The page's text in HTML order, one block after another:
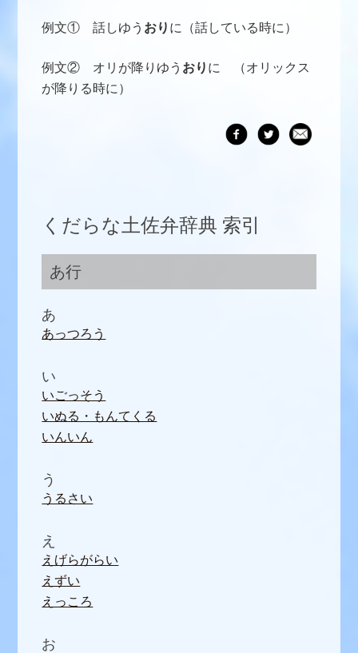
例文① 話しゆう おり に（話している時に）
例文② オリが降りゆう おり に （オリックス
が降りる時に）
くだらな土佐弁辞典 索引
あ行
あ
あっつろう
い
いごっそう
いぬる・もんてくる
いんいん
う
うるさい
え
えげらがらい
えずい
えっころ
お